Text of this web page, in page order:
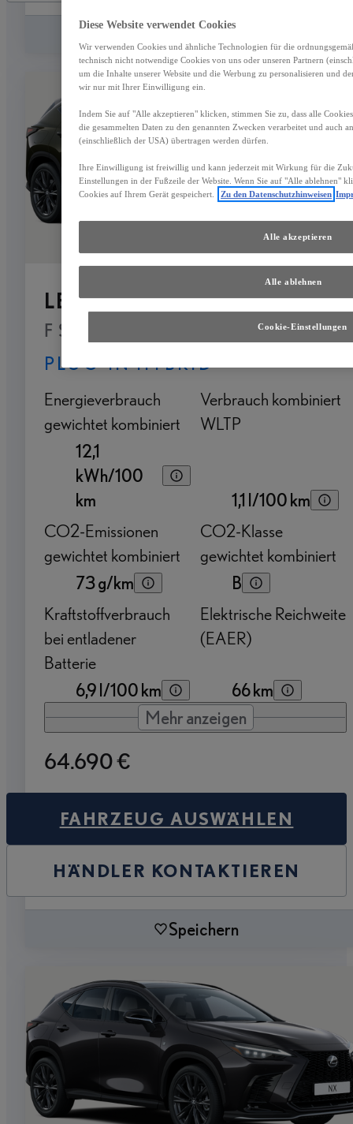
Speichern
LEXUS NX
F Sport mit Panoramaglasdach
PLUG-IN HYBRID
Energieverbrauch
gewichtet kombiniert
12,1
kWh/100
km
Verbrauch kombiniert
WLTP
1,1 l/100 km
CO2-Emissionen
gewichtet kombiniert
73 g/km
CO2-Klasse
gewichtet kombiniert
B
Kraftstoffverbrauch
bei entladener
Batterie
6,9 l/100 km
Elektrische Reichweite
(EAER)
66 km
Mehr anzeigen
64.690 €
FAHRZEUG AUSWÄHLEN
HÄNDLER KONTAKTIEREN
Speichern
Diese Website verwendet Cookies
Wir verwenden Cookies und ähnliche Technologien für die
technisch nicht notwendige Cookies von uns oder unseren Partnern
um die Inhalte unserer Website und die Werbung zu personalisieren und
wir nur mit Ihrer Einwilligung ein.
Indem Sie auf "Alle akzeptieren" klicken, stimmen Sie zu, dass alle
die gesammelten Daten zu den genannten Zwecken verarbeitet und auch
(einschließlich der USA) übertragen werden dürfen.
Ihre Einwilligung ist freiwillig und kann jederzeit mit Wirkung für die
Einstellungen in der Fußzeile der Website. Wenn Sie auf "Alle ablehnen"
Cookies auf Ihrem Gerät gespeichert.
Zu den Datenschutzhinweisen
Cookie-Einstellungen
Alle ablehnen
Alle akzeptieren